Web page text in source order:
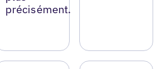
précisément.